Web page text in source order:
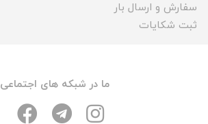
سفارش و ارسال بار
ثبت شکایات
ما در شبکه های اجتماعی